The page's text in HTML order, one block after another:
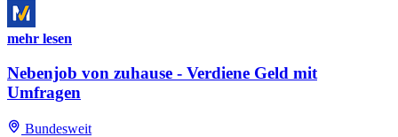
mehr lesen
Nebenjob von zuhause - Verdiene Geld mit
Umfragen
Bundesweit